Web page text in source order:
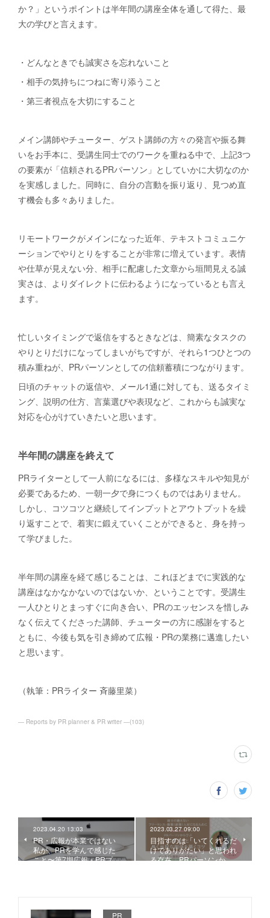
か？」というポイントは半年間の講座全体を通して得た、最
大の学びと言えます。
・どんなときでも誠実さを忘れないこと
・相手の気持ちにつねに寄り添うこと
・第三者視点を大切にすること
メイン講師やチューター、ゲスト講師の方々の発言や振る舞
いをお手本に、受講生同士でのワークを重ねる中で、上記3つ
の要素が「信頼されるPRパーソン」としていかに大切なのか
を実感しました。同時に、自分の言動を振り返り、見つめ直
す機会も多々ありました。
リモートワークがメインになった近年、テキストコミュニケ
ーションでやりとりをすることが非常に増えています。表情
や仕草が見えない分、相手に配慮した文章から垣間見える誠
実さは、よりダイレクトに伝わるようになっているとも言え
ます。
忙しいタイミングで返信をするときなどは、簡素なタスクの
やりとりだけになってしまいがちですが、それら1つひとつの
積み重ねが、PRパーソンとしての信頼蓄積につながります。
日頃のチャットの返信や、メール1通に対しても、送るタイミ
ング、説明の仕方、言葉選びや表現など、これからも誠実な
対応を心がけていきたいと思います。
半年間の講座を終えて
PRライターとして一人前になるには、多様なスキルや知見が
必要であるため、一朝一夕で身につくものではありません。
しかし、コツコツと継続してインプットとアウトプットを繰
り返すことで、着実に鍛えていくことができると、身を持っ
て学びました。
半年間の講座を経て感じることは、これほどまでに実践的な
講座はなかなかないのではないか、ということです。受講生
一人ひとりとまっすぐに向き合い、PRのエッセンスを惜しみ
なく伝えてくださった講師、チューターの方に感謝をすると
ともに、今後も気を引き締めて広報・PRの業務に邁進したい
と思います。
（執筆：PRライター 斉藤里菜）
― Reports by PR planner & PR writer ―(103)
2023.04.20 13:03
PR・広報が本業ではない
私が、PRを学んで感じた
こと〜第7期広報・PRプ…
2023.03.27 09:00
目指すのは「いてくれるだ
けでありがたい」と思われ
る存在。PRパーソンか…
PR